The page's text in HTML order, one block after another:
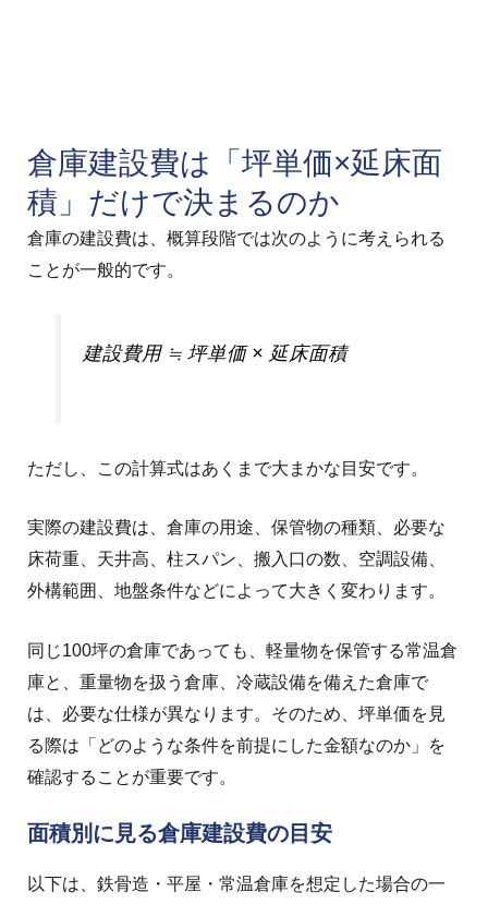
倉庫建設費は「坪単価×延床面
積」だけで決まるのか
倉庫の建設費は、概算段階では次のように考えられる
ことが一般的です。
建設費用 ≒ 坪単価 × 延床面積
ただし、この計算式はあくまで大まかな目安です。
実際の建設費は、倉庫の用途、保管物の種類、必要な
床荷重、天井高、柱スパン、搬入口の数、空調設備、
外構範囲、地盤条件などによって大きく変わります。
同じ100坪の倉庫であっても、軽量物を保管する常温倉
庫と、重量物を扱う倉庫、冷蔵設備を備えた倉庫で
は、必要な仕様が異なります。そのため、坪単価を見
る際は「どのような条件を前提にした金額なのか」を
確認することが重要です。
面積別に見る倉庫建設費の目安
以下は、鉄骨造・平屋・常温倉庫を想定した場合の一